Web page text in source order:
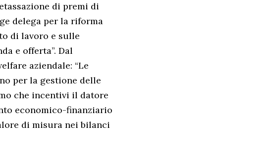
di premi di
delega per la riforma
di lavoro e sulle
e offerta”. Dal
aziendale: “Le
per la gestione delle
che incentivi il datore
economico-finanziario
di misura nei bilanci